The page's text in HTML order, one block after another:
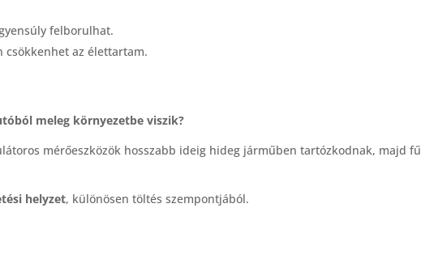
felborulhat.
csökkenhet az élettartam.
meleg környezetbe viszik?
mérőeszközök hosszabb ideig hideg járműben tartózkodnak, majd
helyzet, különösen töltés szempontjából.